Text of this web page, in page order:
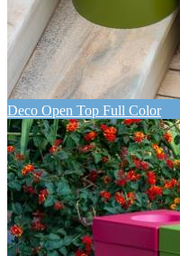
Deco Open Top Full Color